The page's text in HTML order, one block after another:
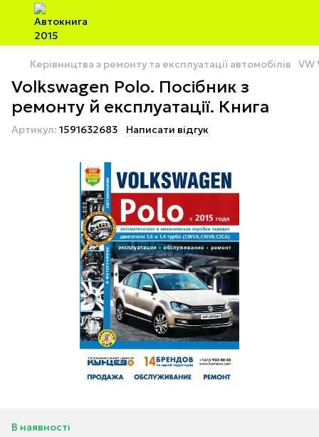
Керівництва з ремонту та експлуатації автомобілів VW
Volkswagen Polo. Посібник з
ремонту й експлуатації. Книга
Артикул: 1591632683 Написати відгук
В наявності